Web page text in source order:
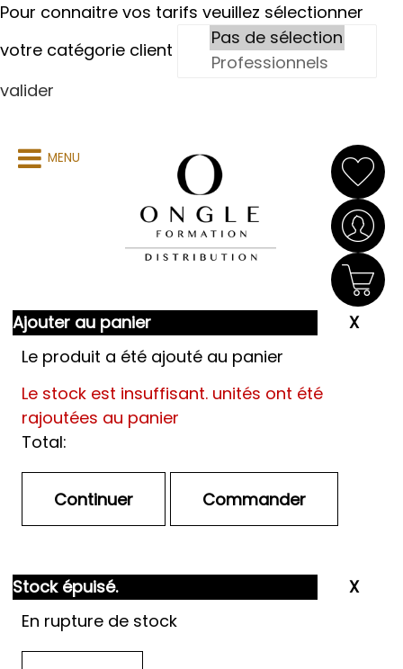
Pour connaitre vos tarifs veuillez sélectionner
votre catégorie client
valider
MENU
Ajouter au panier
Le produit a été ajouté au panier
Le stock est insuffisant. unités ont été
rajoutées au panier
Total:
Stock épuisé.
En rupture de stock